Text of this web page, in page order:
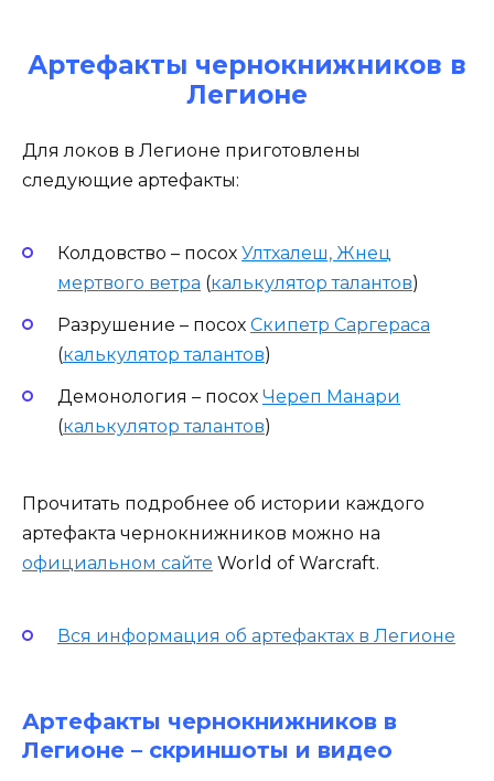
Артефакты чернокнижников в
Легионе
Для локов в Легионе приготовлены
следующие артефакты:
Колдовство – посох Ултхалеш, Жнец
мертвого ветра (калькулятор талантов)
Разрушение – посох Скипетр Саргераса
(калькулятор талантов)
Демонология – посох Череп Манари
(калькулятор талантов)
Прочитать подробнее об истории каждого
артефакта чернокнижников можно на
официальном сайте World of Warcraft.
Вся информация об артефактах в Легионе
Артефакты чернокнижников в
Легионе – скриншоты и видео